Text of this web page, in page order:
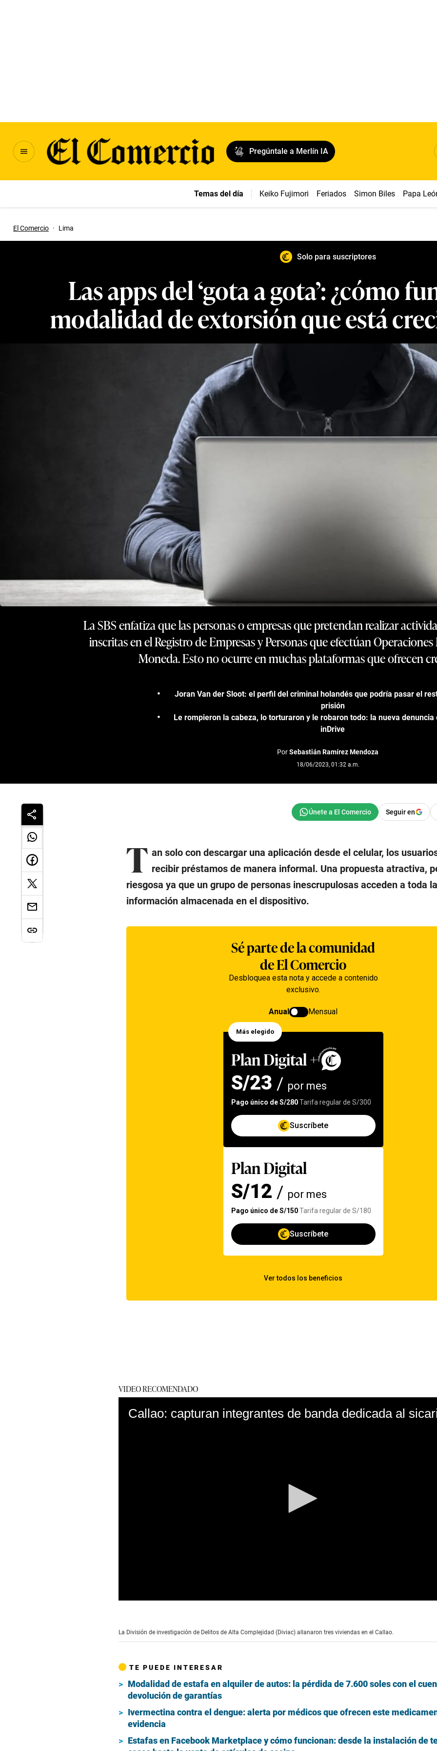
Pregúntale a Merlín IA
Temas del día Keiko Fujimori Feriados Simon Biles Papa
El Comercio · Lima
Solo para suscriptores
Las apps del ‘gota a gota’: ¿cómo
modalidad de extorsión que está
La SBS enfatiza que las personas o empresas que pretendan realizar
inscritas en el Registro de Empresas y Personas que efectúan
Moneda. Esto no ocurre en muchas plataformas que ofrecen
Joran Van der Sloot: el perfil del criminal holandés que podría pasar el
prisión
Le rompieron la cabeza, lo torturaron y le robaron todo: la nueva denuncia
inDrive
PorSebastián Ramírez Mendoza
18/06/2023, 01:32 a.m.
Seguir en
T an solo con descargar una aplicación desde el celular, los
recibir préstamos de manera informal. Una propuesta atractiva,
riesgosa ya que un grupo de personas inescrupulosas acceden a toda la
información almacenada en el dispositivo.
VIDEO RECOMENDADO
minutes,
1
La División de investigación de Delitos de Alta Complejidad (Diviac) allanaron tres viviendas en el Callao.
TE PUEDE INTERESAR
Modalidad de estafa en alquiler de autos: la pérdida de 7.600 soles con el
devolución de garantías
Ivermectina contra el dengue: alerta por médicos que ofrecen este
evidencia
Estafas en Facebook Marketplace y cómo funcionan: desde la instalación de